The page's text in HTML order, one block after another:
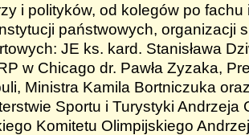
i polityków, od kolegów po fachu
państwowych, organizacji
JE ks. kard. Stanisława
w Chicago dr. Pawła Zyzaka,
Ministra Kamila Bortniczuka
Sportu i Turystyki Andrzeja
Komitetu Olimpijskiego